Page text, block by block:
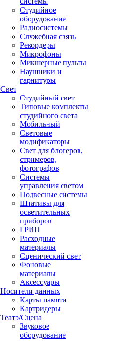
Студийное
оборудование
Радиосистемы
Служебная связь
Рекордеры
Микрофоны
Микшерные пульты
Наушники и
гарнитуры
Свет
Студийный свет
Типовые комплекты
студийного света
Мобильный
Световые
модификаторы
Свет для блогеров,
стримеров,
фотографов
Системы
управления светом
Подвесные системы
Штативы для
осветительных
приборов
ГРИП
Расходные
материалы
Сценический свет
Фоновые
материалы
Аксессуары
Носители данных
Карты памяти
Картридеры
Театр/Сцена
Звуковое
оборудование